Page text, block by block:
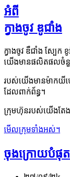
អំពី
ក្វាងចូវ ឌូជាំង
ក្វាងចូវ ឌឺជាំង ស្បែ
យើងមានផលិតផលចំនួ
របស់យើងមានម៉ាកយីហ
ដែលពាក់ព័ន្ធ។
ក្រុមហ៊ុនរបស់យើងតែងត
មើលក្រុមទាំងអស់។
ចុងក្រោយបំផុ